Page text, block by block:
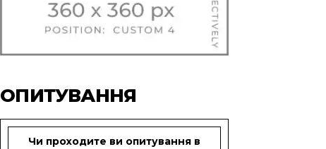
ОПИТУВАННЯ
Чи проходите ви опитування в